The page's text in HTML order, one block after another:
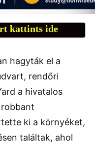
kattints ide
hagyták el a
rendőri
a hivatalos
ki a környéket,
találtak, ahol